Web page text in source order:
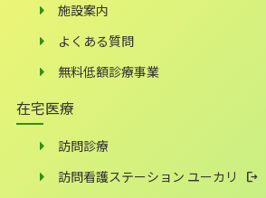
施設案内
よくある質問
無料低額診療事業
在宅医療
訪問診療
訪問看護ステーション ユーカリ